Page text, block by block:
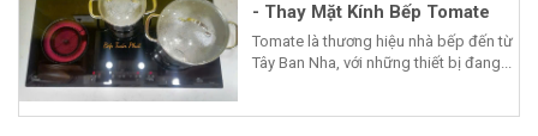
- Thay Mặt Kính Bếp Tomate
Tomate là thương hiệu nhà bếp đến từ
Tây Ban Nha, với những thiết bị đang...